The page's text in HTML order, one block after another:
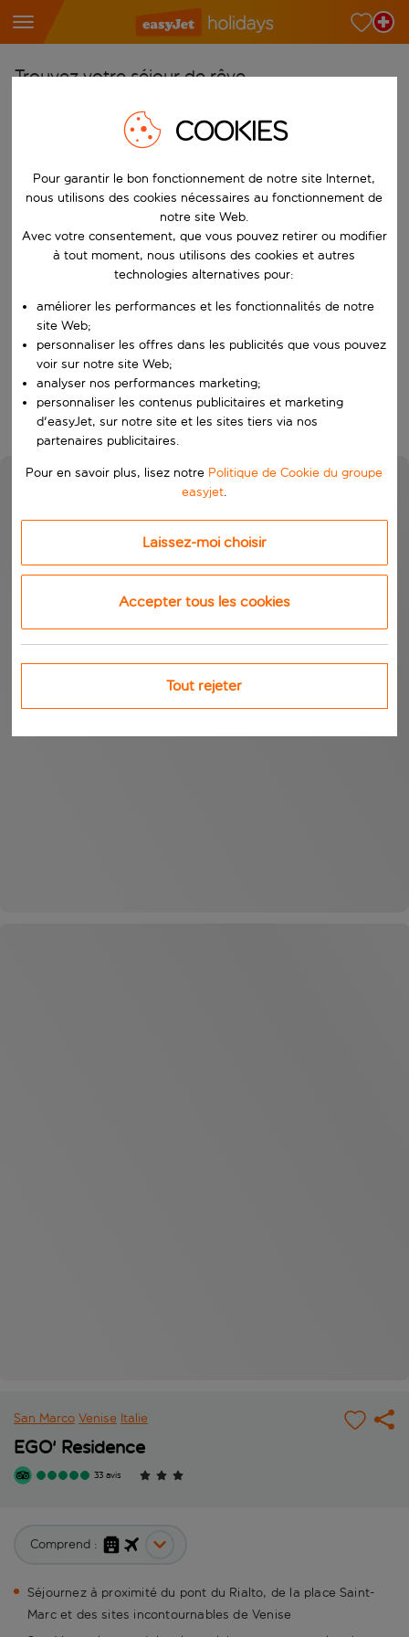
Trouvez votre séjour de rêve
Commencez à taper pour la saisie automatique. Lorsque les
Choisissez votre aéroport
Commencez à taper pour la saisie automatique. Lorsque les
Choisissez votre destination
Vers
Choisissez vos dates
Quand
Qui
Rechercher
San Marco Venise Italie
EGO' Residence
33 avis
Comprend :
Séjournez à proximité du pont du Rialto, de la place Saint-
Marc et des sites incontournables de Venise
COOKIES
Pour garantir le bon fonctionnement de notre site Internet,
nous utilisons des cookies nécessaires au fonctionnement de
notre site Web.
Avec votre consentement, que vous pouvez retirer ou modifier
à tout moment, nous utilisons des cookies et autres
technologies alternatives pour:
améliorer les performances et les fonctionnalités de notre
site Web;
personnaliser les offres dans les publicités que vous pouvez
voir sur notre site Web;
analyser nos performances marketing;
personnaliser les contenus publicitaires et marketing
d'easyJet, sur notre site et les sites tiers via nos
partenaires publicitaires.
Pour en savoir plus, lisez notre Politique de Cookie du groupe
easyjet.
Laissez-moi choisir
Accepter tous les cookies
Tout rejeter